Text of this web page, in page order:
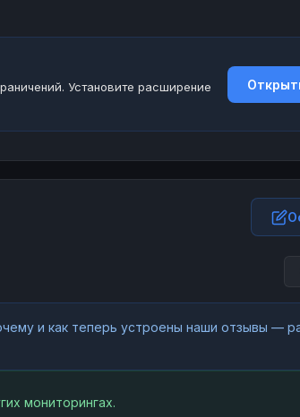
Установите расширение
и как теперь устроены наши отзывы —
мониторингах.